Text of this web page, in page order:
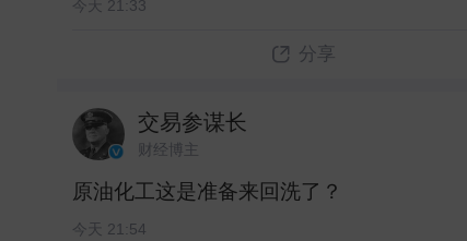
今天 21:33
分享
交易参谋长
财经博主
原油化工这是准备来回洗了？ ​
今天 21:54